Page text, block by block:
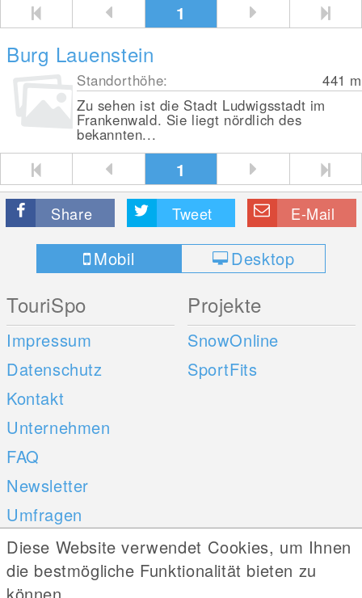
1
Burg Lauenstein
Standorthöhe: 441 m
Zu sehen ist die Stadt Ludwigsstadt im
Frankenwald. Sie liegt nördlich des
bekannten...
1
Share Tweet E-Mail
Mobil Desktop
TouriSpo
Impressum
Datenschutz
Kontakt
Unternehmen
FAQ
Newsletter
Umfragen
Projekte
SnowOnline
SportFits
Mobile Apps Social Web
Diese Website verwendet Cookies, um Ihnen
die bestmögliche Funktionalität bieten zu